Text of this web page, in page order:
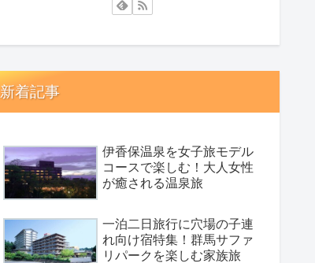
新着記事
伊香保温泉を女子旅モデル
コースで楽しむ！大人女性
が癒される温泉旅
一泊二日旅行に穴場の子連
れ向け宿特集！群馬サファ
リパークを楽しむ家族旅